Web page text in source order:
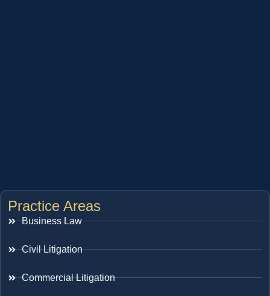
Practice Areas
Business Law
Civil Litigation
Commercial Litigation